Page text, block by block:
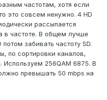
частотам, хотя если
это совсем ненужно. 4 HD
рассыпается
в частоте. В общем лучше
забивать частоту SD.
по сортировки каналов,
Используем 256QAM 6875. В
превышать 50 mbps на